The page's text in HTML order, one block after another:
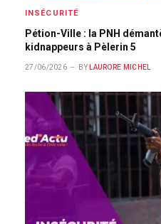
INSÉCURITÉ
Pétion-Ville : la PNH
kidnappeurs à Pèlerin 5
27/06/2026 BY LAURORE MICHEL